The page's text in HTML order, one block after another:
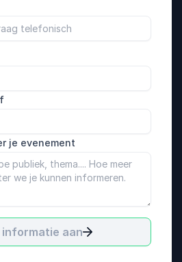
je evenement
aan